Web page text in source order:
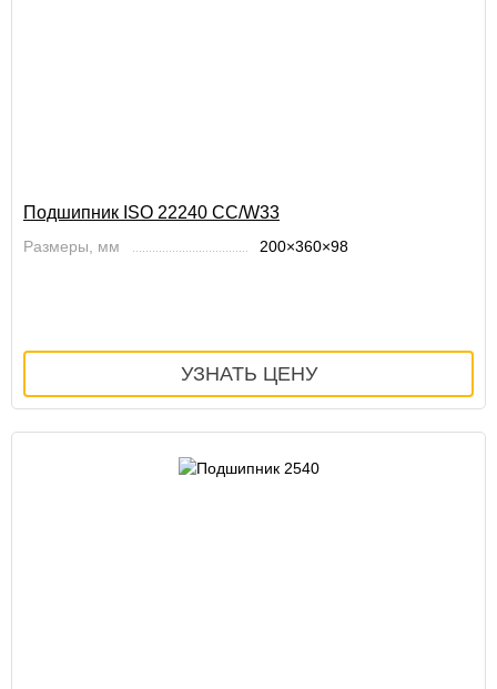
Подшипник ISO 22240 CC/W33
Размеры, мм 200×360×98